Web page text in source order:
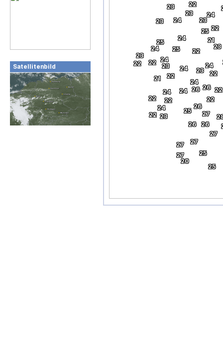
Satellitenbild 22
23
22
23
22
23
24
22
24
25
20
26
27
27
23
24
23
24
22
22
22
24
25
24
25
27
23
25
25
22
26
24
22
26
24
24
22
22
21
26
26
23
23
23
27
24
22
27
21
25
24